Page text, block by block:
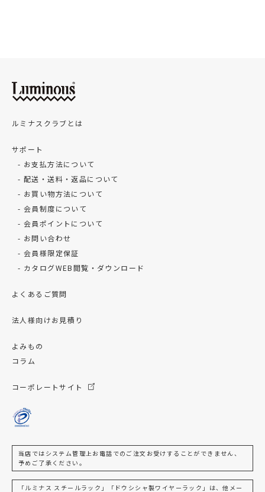
ルミナスクラブとは
サポート
お支払方法について
配送・送料・返品について
お買い物方法について
会員制度について
会員ポイントについて
お問い合わせ
会員様限定保証
カタログWEB閲覧・ダウンロード
よくあるご質問
法人様向けお見積り
よみもの
コラム
コーポレートサイト
当店ではシステム管理上お電話でのご注文お受けすることができません、
予めご了承ください。
「ルミナス スチールラック」「ドウシシャ製ワイヤーラック」は、他メー